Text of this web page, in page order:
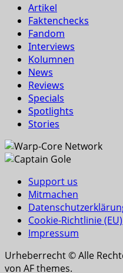
Artikel
Faktenchecks
Fandom
Interviews
Kolumnen
News
Reviews
Specials
Spotlights
Stories
Support us
Mitmachen
Cookie-Richtlinie (EU)
Impressum
Urheberrecht © Alle
von AF themes.